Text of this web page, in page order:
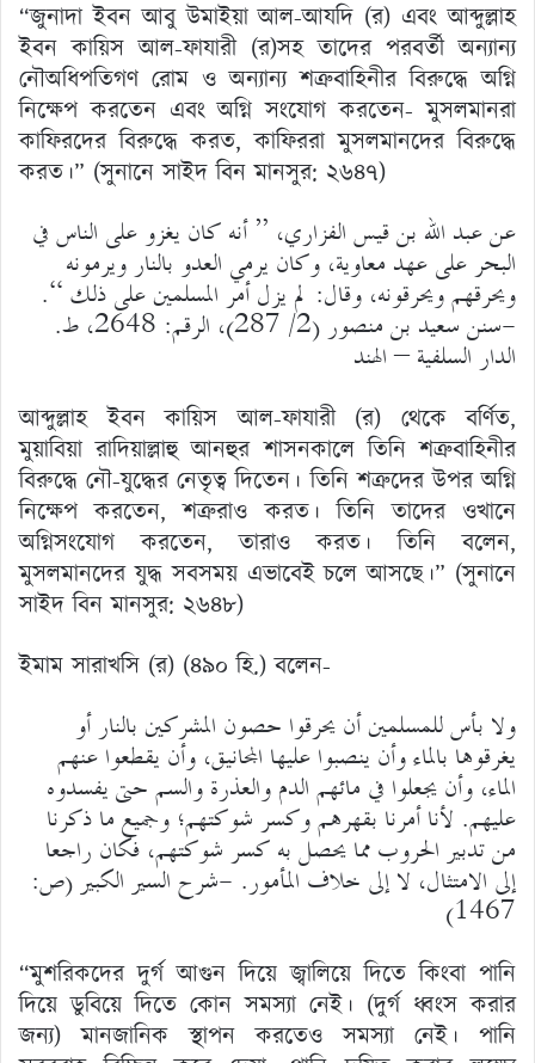
“জুনাদা ইবন আবু উমাইয়া আল-আযদি (র) এবং আব্দুল্লাহ
ইবন কায়িস আল-ফাযারী (র)সহ তাদের পরবর্তী অন্যান্য
নৌঅধিপতিগণ রোম ও অন্যান্য শত্রুবাহিনীর বিরুদ্ধে অগ্নি
নিক্ষেপ করতেন এবং অগ্নি সংযোগ করতেন- মুসলমানরা
কাফিরদের বিরুদ্ধে করত, কাফিররা মুসলমানদের বিরুদ্ধে
করত।” (সুনানে সাইদ বিন মানসুর: ২৬৪৭)
عن عبد الله بن قيس الفزاري، ” أنه كان يغزو على الناس في
البحر على عهد معاوية، وكان يرمي العدو بالنار ويرمونه
ويحرقهم ويحرقونه، وقال: لم يزل أمر المسلمين على ذلك “.
-سنن سعيد بن منصور (2/ 287)، الرقم: 2648، ط.
الدار السلفية – الهند
আব্দুল্লাহ ইবন কায়িস আল-ফাযারী (র) থেকে বর্ণিত,
মুয়াবিয়া রাদিয়াল্লাহু আনহুর শাসনকালে তিনি শত্রুবাহিনীর
বিরুদ্ধে নৌ-যুদ্ধের নেতৃত্ব দিতেন। তিনি শত্রুদের উপর অগ্নি
নিক্ষেপ করতেন, শত্রুরাও করত। তিনি তাদের ওখানে
অগ্নিসংযোগ করতেন, তারাও করত। তিনি বলেন,
মুসলমানদের যুদ্ধ সবসময় এভাবেই চলে আসছে।” (সুনানে
সাইদ বিন মানসুর: ২৬৪৮)
ইমাম সারাখসি (র) (৪৯০ হি.) বলেন-
ولا بأس للمسلمين أن يحرقوا حصون المشركين بالنار أو
يغرقوها بالماء وأن ينصبوا عليها المجانيق، وأن يقطعوا عنهم
الماء، وأن يجعلوا في مائهم الدم والعذرة والسم حتى يفسدوه
عليهم. لأنا أمرنا بقهرهم وكسر شوكتهم؛ وجميع ما ذكرنا
من تدبير الحروب مما يحصل به كسر شوكتهم، فكان راجعا
إلى الامتثال، لا إلى خلاف المأمور. -شرح السير الكبير (ص:
1467)
“মুশরিকদের দুর্গ আগুন দিয়ে জ্বালিয়ে দিতে কিংবা পানি
দিয়ে ডুবিয়ে দিতে কোন সমস্যা নেই। (দুর্গ ধ্বংস করার
জন্য) মানজানিক স্থাপন করতেও সমস্যা নেই। পানি